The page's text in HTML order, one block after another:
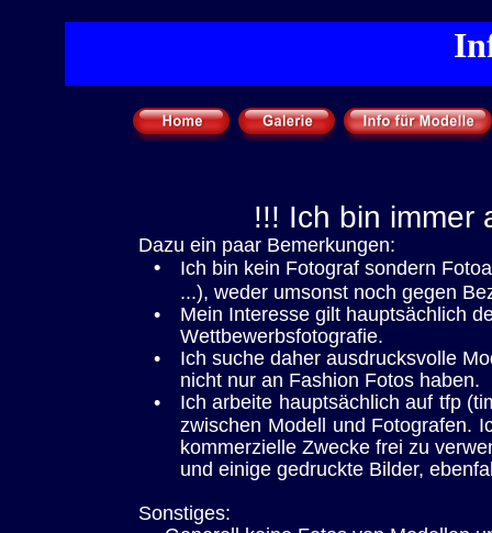
!!! Ich bin immer
Dazu ein paar Bemerkungen:
•
Ich bin kein Fotograf sondern
...), weder umsonst noch gegen
•
Mein Interesse gilt hauptsächlich
Wettbewerbsfotografie.
•
Ich suche daher ausdrucksvolle
nicht nur an Fashion Fotos haben.
•
Ich arbeite hauptsächlich auf tfp
zwischen Modell und Fotografen.
kommerzielle Zwecke frei zu
und einige gedruckte Bilder,
Sonstiges: